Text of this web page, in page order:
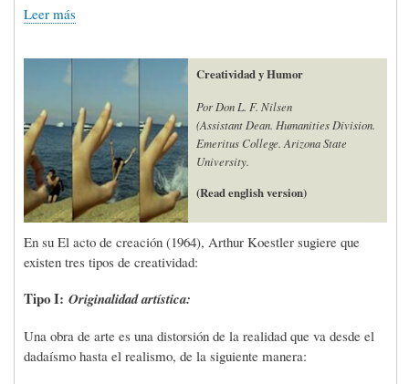
Leer más
Creatividad y Humor
Por Don L. F. Nilsen
(Assistant Dean. Humanities Division.
Emeritus College. Arizona State
University.
(Read english version)
En su El acto de creación (1964), Arthur Koestler sugiere que
existen tres tipos de creatividad:
Tipo I: Originalidad artística:
Una obra de arte es una distorsión de la realidad que va desde el
dadaísmo hasta el realismo, de la siguiente manera: